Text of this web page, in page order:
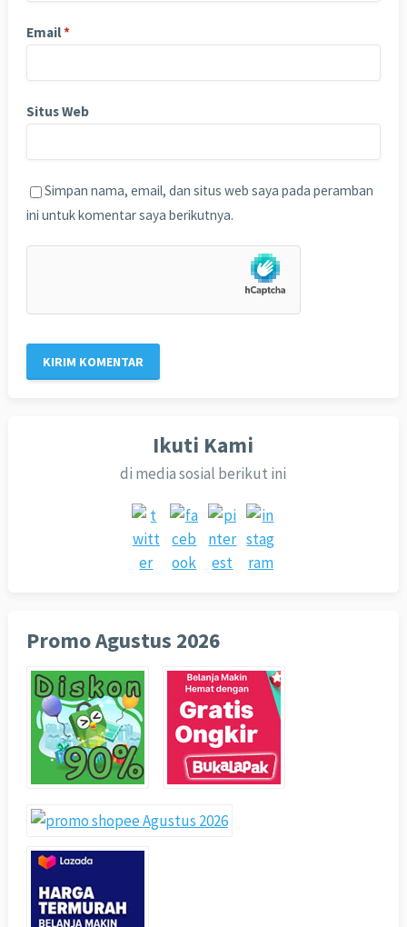
Email*
Situs Web
Simpan nama, email, dan situs web saya pada peramban
ini untuk komentar saya berikutnya.
Ikuti Kami
di media sosial berikut ini
Promo Agustus 2026